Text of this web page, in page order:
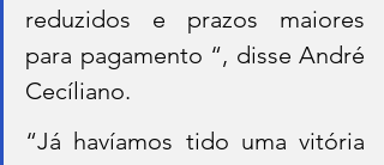
reduzidos e prazos maiores
para pagamento “, disse André
Cecíliano.
“Já havíamos tido uma vitória